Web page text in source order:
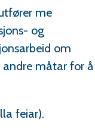
me
og
om
måtar for
feiar).